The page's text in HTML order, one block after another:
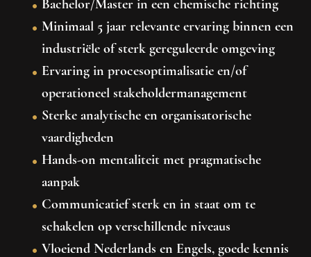
Bachelor/Master in een chemische richting
Minimaal 5 jaar relevante ervaring binnen een
industriële of sterk gereguleerde omgeving
Ervaring in procesoptimalisatie en/of
operationeel stakeholdermanagement
Sterke analytische en organisatorische
vaardigheden
Hands-on mentaliteit met pragmatische
aanpak
Communicatief sterk en in staat om te
schakelen op verschillende niveaus
Vloeiend Nederlands en Engels, goede kennis